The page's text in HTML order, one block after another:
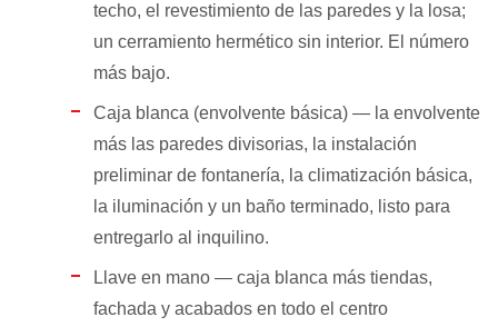
techo, el revestimiento de las paredes y la losa;
un cerramiento hermético sin interior. El número
más bajo.
Caja blanca (envolvente básica) — la envolvente
más las paredes divisorias, la instalación
preliminar de fontanería, la climatización básica,
la iluminación y un baño terminado, listo para
entregarlo al inquilino.
Llave en mano — caja blanca más tiendas,
fachada y acabados en todo el centro